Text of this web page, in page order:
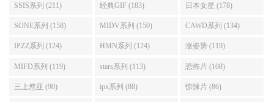
SSIS系列 (211) 经典GIF (183) 日本女星 (178)
SONE系列 (158) MIDV系列 (150) CAWD系列 (134)
IPZZ系列 (124) HMN系列 (124) 涨姿势 (119)
MIFD系列 (119) stars系列 (113) 恐怖片 (108)
三上悠亚 (90) ipx系列 (88) 惊悚片 (86)